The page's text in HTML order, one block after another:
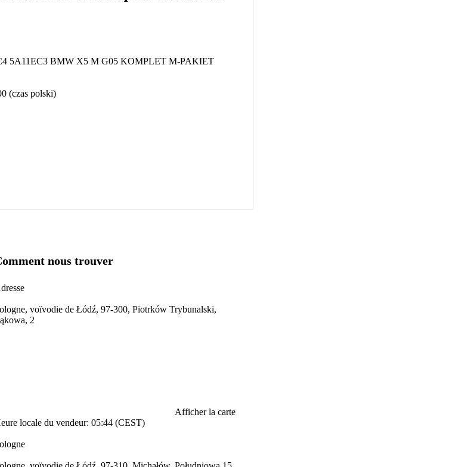
5A11EC3 BMW X5 M G05 KOMPLET M-PAKIET
(czas polski)
nous trouver
voïvodie de Łódź, 97-300, Piotrków Trybunalski,
2
Afficher la carte
locale du vendeur: 05:44 (CEST)